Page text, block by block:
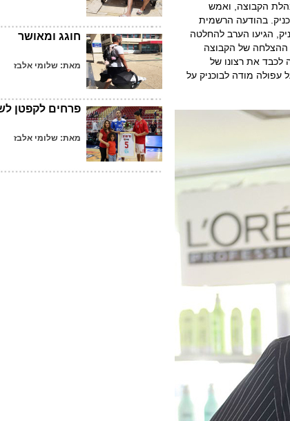
הקבוצה, ואמש
בהודעה הרשמית
הגיעו הערב להחלטה
של הקבוצה
לכבד את רצונו של
עפולה מודה לבוכניק על
חוגג ומאושר
מאת: שלומי אלבז
פרחים לקפטן
מאת: שלומי אלבז